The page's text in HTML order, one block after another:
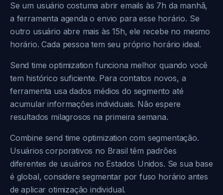
Se um usuário costuma abrir emails às 7h da manhã,
a ferramenta agenda o envio para esse horário. Se
outro usuário abre mais às 15h, ele recebe no mesmo
horário. Cada pessoa tem seu próprio horário ideal.
Send time optimization funciona melhor quando você
tem histórico suficiente. Para contatos novos, a
ferramenta usa dados médios do segmento até
acumular informações individuais. Não espere
resultados milagrosos na primeira semana.
Combine send time optimization com segmentação.
Usuários corporativos no Brasil têm padrões
diferentes de usuários no Estados Unidos. Se sua base
é global, considere segmentar por fuso horário antes
de aplicar otimização individual.